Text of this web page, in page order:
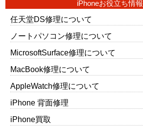
iPhoneお役立ち情報
任天堂DS修理について
ノートパソコン修理について
MicrosoftSurface修理について
MacBook修理について
AppleWatch修理について
iPhone 背面修理
iPhone買取